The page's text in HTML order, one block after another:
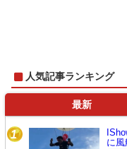
人気記事ランキング
最新
1
に